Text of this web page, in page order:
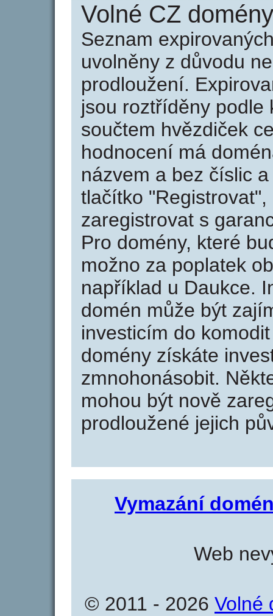
Volné CZ
Seznam
uvolněny z důvodu
prodloužení.
jsou roztříděny podle
součtem hvězdiček
hodnocení má
názvem a bez číslic
tlačítko
zaregistrovat s
Pro domény, které
možno za poplatek
například u Daukce.
domén může být
investicím do
domény získáte
zmnohonásobit.
mohou být nově
prodloužené jejich
Vymazání
Web
© 2011 - 2026 Volné